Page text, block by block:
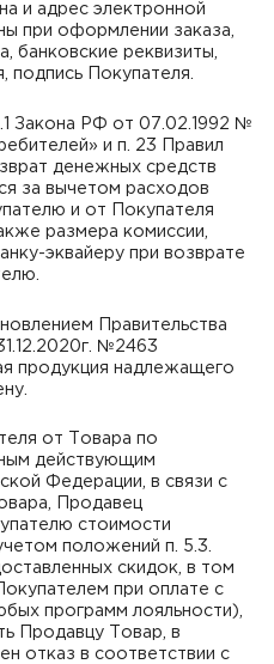
и адрес электронной
при оформлении заказа,
банковские реквизиты,
подпись Покупателя.
Закона РФ от 07.02.1992 №
и п. 23 Правил
денежных средств
за вычетом расходов
и от Покупателя
размера комиссии,
эквайеру при возврате
Правительства
№2463
продукция надлежащего
от Товара по
действующим
Федерации, в связи с
Продавец
стоимости
положений п. 5.3.
скидок, в том
при оплате с
программ лояльности),
Продавцу Товар, в
отказ в соответствии с